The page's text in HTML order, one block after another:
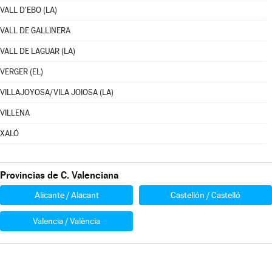
VALL D'EBO (LA)
VALL DE GALLINERA
VALL DE LAGUAR (LA)
VERGER (EL)
VILLAJOYOSA/VILA JOIOSA (LA)
VILLENA
XALÓ
Provincias de C. Valenciana
Alicante / Alacant Castellón / Castelló
Valencia / València